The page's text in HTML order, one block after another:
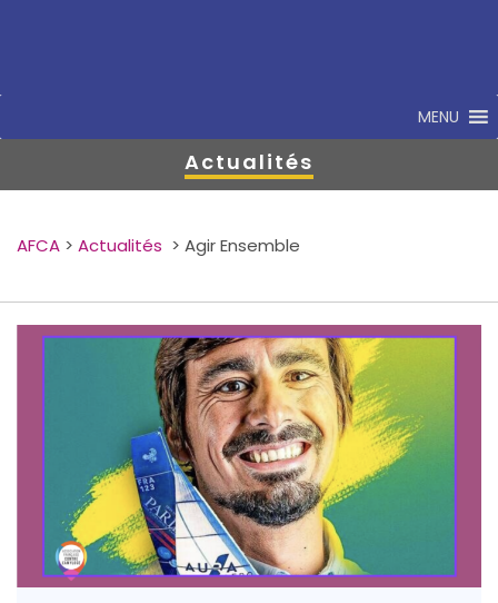
MENU
Actualités
AFCA > Actualités > Agir Ensemble